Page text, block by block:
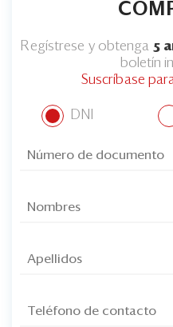
Regístrese y obtenga 5
boletín
Suscríbase
DNI